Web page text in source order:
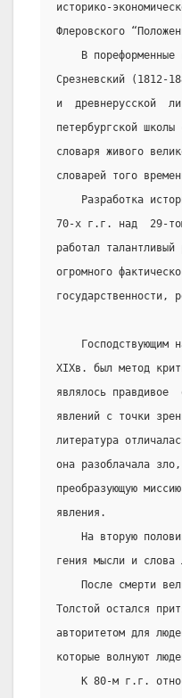
историко-
Флеровского
В пореформенные
Срезневский (1812-
и  древнерусской
петербургской
словаря живого
словарей того
Разработка
70-х г.г. над  29-
работал
огромного
государственности,
Господствующим
XIXв. был метод
являлось правдивое
явлений с точки
литература
она разоблачала
преобразующую
явления.
На вторую
гения мысли и
После смерти
Толстой остался
авторитетом для
которые волнуют
К 80-м г.г.